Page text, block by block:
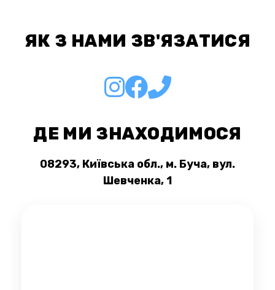
ЯК З НАМИ ЗВ'ЯЗАТИСЯ
ДЕ МИ ЗНАХОДИМОСЯ
08293, Київська обл., м. Буча, вул.
Шевченка, 1